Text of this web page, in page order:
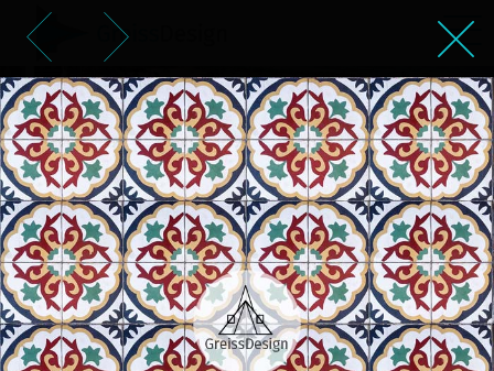
ריצוף עם עיטורים בסגנון אתני
רומנטי